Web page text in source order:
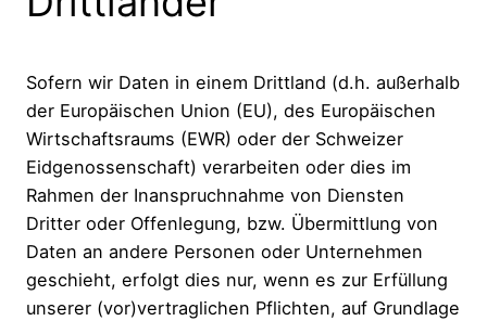
Sofern wir Daten in einem Drittland (d.h. außerhalb
der Europäischen Union (EU), des Europäischen
Wirtschaftsraums (EWR) oder der Schweizer
Eidgenossenschaft) verarbeiten oder dies im
Rahmen der Inanspruchnahme von Diensten
Dritter oder Offenlegung, bzw. Übermittlung von
Daten an andere Personen oder Unternehmen
geschieht, erfolgt dies nur, wenn es zur Erfüllung
unserer (vor)vertraglichen Pflichten, auf Grundlage